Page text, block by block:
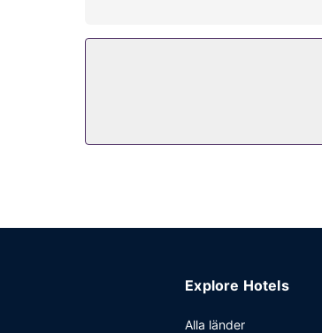
Restaurang
Gäster har tillgång till bland
Explore Hotels
Alla länder